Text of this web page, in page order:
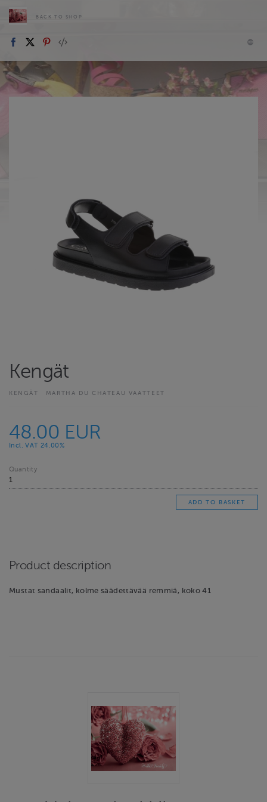
BACK TO SHOP
Kengät
KENGÄT MARTHA DU CHATEAU VAATTEET
48.00 EUR
Incl. VAT 24.00%
Quantity
Product description
Mustat sandaalit, kolme säädettävää remmiä, koko 41